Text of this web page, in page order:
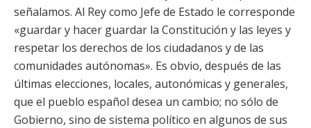
señalamos. Al Rey como Jefe de Estado le corresponde
«guardar y hacer guardar la Constitución y las leyes y
respetar los derechos de los ciudadanos y de las
comunidades autónomas». Es obvio, después de las
últimas elecciones, locales, autonómicas y generales,
que el pueblo español desea un cambio; no sólo de
Gobierno, sino de sistema político en algunos de sus